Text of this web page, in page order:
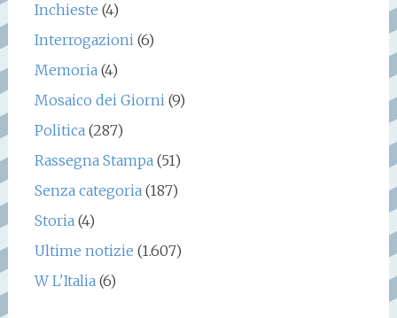
Inchieste (4)
Interrogazioni(6)
Memoria(4)
Mosaico dei Giorni(9)
Politica(287)
Rassegna Stampa(51)
Senza categoria(187)
Storia(4)
Ultime notizie (1.607)
W L'Italia(6)